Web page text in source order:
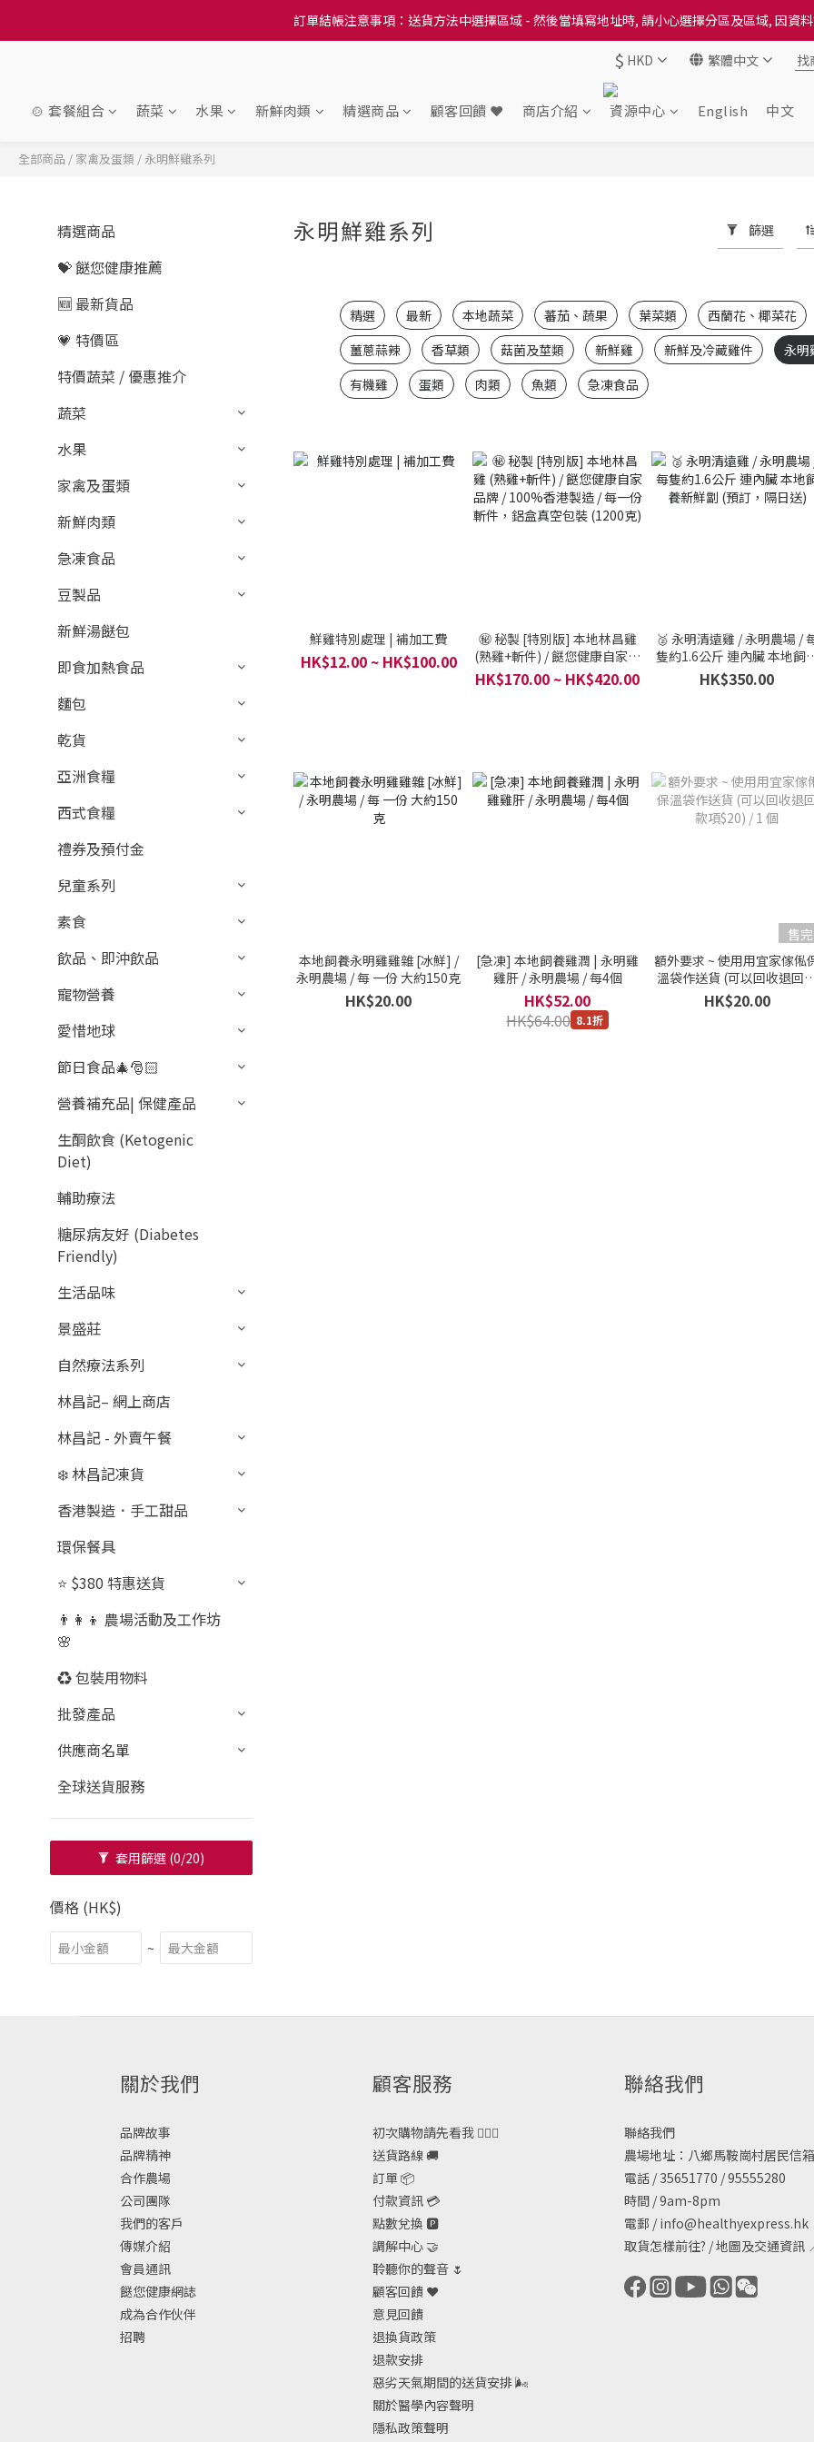
訂單結帳注意事項：送貨方法中選擇區域 - 然後當填寫地址時, 請小心選擇分區及區域, 因資
訂單結帳注意事項：送貨方法中選擇區域 - 然後當填寫地址時, 請小心選擇分區及區域, 因資
隆重推出本地培育田香雞、金棠雞、粵皇鷄及平原雞等，想食靚雞就要嚟《餸
訂單結帳注意事項：送貨方法中選擇區域 - 然後當填寫地址時, 請小心選擇分區及區域, 因資
$ HKD 繁體中文
🍲 套餐組合 蔬菜 水果 新鮮肉類 精選商品 顧客回饋 ❤️ 商店介紹 資源中心 English 中文
全部商品 / 家禽及蛋類 /永明鮮雞系列
精選商品
💝 餸您健康推薦
🆕 最新貨品
💗 特價區
特價蔬菜 / 優惠推介
蔬菜
水果
家禽及蛋類
新鮮肉類
急凍食品
豆製品
新鮮湯餸包
即食加熱食品
麵包
乾貨
亞洲食糧
西式食糧
禮券及預付金
兒童系列
素食
飲品、即沖飲品
寵物營養
愛惜地球
節日食品🎄🎅🏻
營養補充品| 保健產品
生酮飲食 (Ketogenic
Diet)
輔助療法
糖尿病友好 (Diabetes
Friendly)
生活品味
景盛莊
自然療法系列
林昌記– 網上商店
林昌記 - 外賣午餐
❄️ 林昌記凍貨
香港製造．手工甜品
環保餐具
⭐ $380 特惠送貨
👨‍👩‍👦 農場活動及工作坊
🌸
♻️ 包裝用物料
批發產品
供應商名單
全球送貨服務
套用篩選 (0/20)
價格 (HK$)
~
永明鮮雞系列 篩選
精選 最新 本地蔬菜 蕃茄、蔬果 葉菜類
西蘭花、椰菜花
薑蔥蒜辣
香草類 菇菌及莖類 新鮮雞 新鮮及冷藏雞件
永明
有機雞
蛋類 肉類 魚類 急凍食品
鮮雞特別處理 | 補加工費
HK$12.00 ~ HK$100.00
㊙️ 秘製 [特別版] 本地林昌雞
(熟雞+斬件) / 餸您健康自家品
牌 / 100%香港製造 / 每一份
斬件，鋁盒真空包裝 (1200克)
HK$170.00 ~ HK$420.00
🥈 永明清遠雞 / 永明農場 /
隻約1.6公斤 連內臟 本地飼
新鮮劏 (預訂，隔日送)
HK$350.00
本地飼養永明雞雞雜 [冰鮮] /
永明農場 / 每 一份 大約150克
HK$20.00
[急凍] 本地飼養雞潤 | 永明雞
雞肝 / 永明農場 / 每4個
HK$52.00
HK$64.00 8.1折
售完
額外要求 ~ 使用用宜家傢俬
溫袋作送貨 (可以回收退回
項$20) / 1 個
HK$20.00
關於我們
品牌故事
品牌精神
合作農場
公司團隊
我們的客戶
傳媒介紹
會員通訊
餸您健康網誌
成為合作伙伴
招聘
顧客服務
初次購物請先看我 🙋🏻‍♀️
送貨路線 🚚
訂單 📦
付款資訊 💳
點數兌換 🅿️
調解中心 🤝
聆聽你的聲音 🌷
顧客回饋 ❤️
意見回饋
退換貨政策
退款安排
惡劣天氣期間的送貨安排🌬
關於醫學內容聲明
隱私政策聲明
聯絡我們
聯絡我們
農場地址：八鄉馬鞍崗村居民信
電話 / 35651770 / 95555280
時間 / 9am-8pm
電郵 / info@healthyexpress.hk
取貨怎樣前往? /地圖及交通資訊